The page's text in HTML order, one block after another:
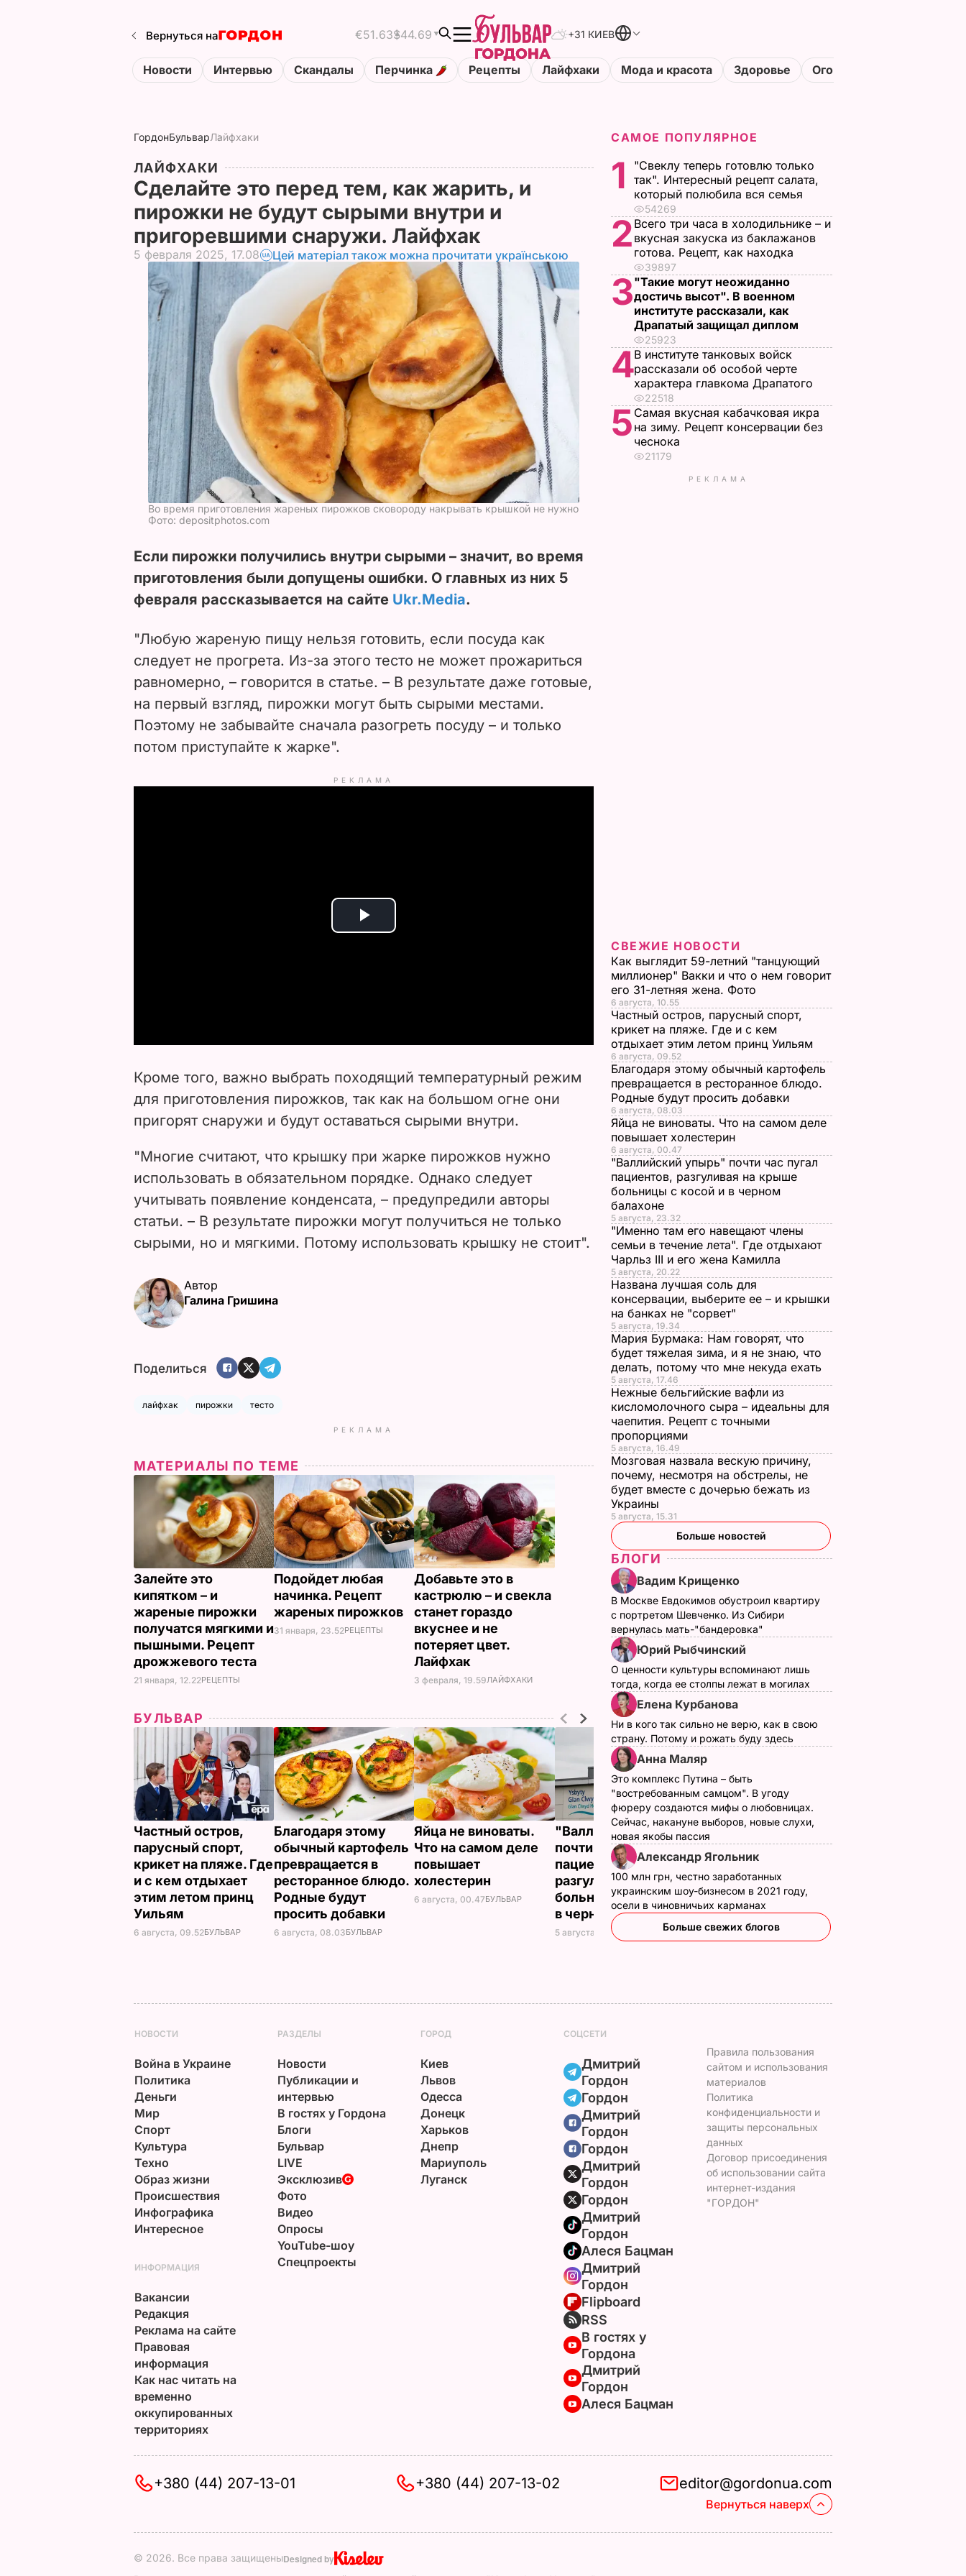
Вернуться на €51.63$44.69 +31 КИЕВ
Новости Интервью Скандалы Перчинка Рецепты Лайфхаки Мода и красота Здоровье Огороды
ГордонБульварЛайфхаки
ЛАЙФХАКИ
Сделайте это перед тем, как жарить, и
пирожки не будут сырыми внутри и
пригоревшими снаружи. Лайфхак
5 февраля 2025, 17.08 Цей матеріал також можна прочитати українською
Во время приготовления жареных пирожков сковороду накрывать крышкой не нужно
Фото: depositphotos.com
Если пирожки получились внутри сырыми – значит, во время
приготовления были допущены ошибки. О главных из них 5
февраля рассказывается на сайте Ukr.Media.
"Любую жареную пищу нельзя готовить, если посуда как
следует не прогрета. Из-за этого тесто не может прожариться
равномерно, – говорится в статье. – В результате даже готовые,
на первый взгляд, пирожки могут быть сырыми местами.
Поэтому не забывайте сначала разогреть посуду – и только
потом приступайте к жарке".
РЕКЛАМА
P
i
d
e
o
Кроме того, важно выбрать походящий температурный режим
для приготовления пирожков, так как на большом огне они
пригорят снаружи и будут оставаться сырыми внутри.
"Многие считают, что крышку при жарке пирожков нужно
использовать в обязательном порядке. Однако следует
учитывать появление конденсата, – предупредили авторы
статьи. – В результате пирожки могут получиться не только
сырыми, но и мягкими. Потому использовать крышку не стоит".
Автор
Галина Гришина
Поделиться
лайфхак пирожки тесто
РЕКЛАМА
МАТЕРИАЛЫ ПО ТЕМЕ
Залейте это
кипятком – и
жареные пирожки
получатся мягкими и
пышными. Рецепт
дрожжевого теста
21 января, 12.22РЕЦЕПТЫ
Подойдет любая
начинка. Рецепт
жареных пирожков
31 января, 23.52РЕЦЕПТЫ
Добавьте это в
кастрюлю – и свекла
станет гораздо
вкуснее и не
потеряет цвет.
Лайфхак
3 февраля, 19.59ЛАЙФХАКИ
БУЛЬВАР
Частный остров,
парусный спорт,
крикет на пляже. Где
и с кем отдыхает
этим летом принц
Уильям
6 августа, 09.52БУЛЬВАР
Благодаря этому
обычный картофель
превращается в
ресторанное блюдо.
Родные будут
просить добавки
6 августа, 08.03БУЛЬВАР
Яйца не виноваты.
Что на самом деле
повышает
холестерин
6 августа, 00.47БУЛЬВАР
"Валлийский упырь"
почти час пугал
пациентов,
разгуливая на крыше
больницы с косой и
в черном балахоне
5 августа, 23.32
"Именно там его
навещают члены
семьи в течение
лета". Где отдыхают
Чарльз III и его жена
Камилла
5 августа, 20.22БУЛЬВАР
САМОЕ ПОПУЛЯРНОЕ
1
"Свеклу теперь готовлю только
так". Интересный рецепт салата,
который полюбила вся семья
54269
2 Всего три часа в холодильнике – и
вкусная закуска из баклажанов
готова. Рецепт, как находка
39897
3"Такие могут неожиданно
достичь высот". В военном
институте рассказали, как
Драпатый защищал диплом
25923
4В институте танковых войск
рассказали об особой черте
характера главкома Драпатого
22518
5 Самая вкусная кабачковая икра
на зиму. Рецепт консервации без
чеснока
21179
РЕКЛАМА
СВЕЖИЕ НОВОСТИ
Как выглядит 59-летний "танцующий
миллионер" Вакки и что о нем говорит
его 31-летняя жена. Фото
6 августа, 10.55
Частный остров, парусный спорт,
крикет на пляже. Где и с кем
отдыхает этим летом принц Уильям
6 августа, 09.52
Благодаря этому обычный картофель
превращается в ресторанное блюдо.
Родные будут просить добавки
6 августа, 08.03
Яйца не виноваты. Что на самом деле
повышает холестерин
6 августа, 00.47
"Валлийский упырь" почти час пугал
пациентов, разгуливая на крыше
больницы с косой и в черном
балахоне
5 августа, 23.32
"Именно там его навещают члены
семьи в течение лета". Где отдыхают
Чарльз III и его жена Камилла
5 августа, 20.22
Названа лучшая соль для
консервации, выберите ее – и крышки
на банках не "сорвет"
5 августа, 19.34
Мария Бурмака: Нам говорят, что
будет тяжелая зима, и я не знаю, что
делать, потому что мне некуда ехать
5 августа, 17.46
Нежные бельгийские вафли из
кисломолочного сыра – идеальны для
чаепития. Рецепт с точными
пропорциями
5 августа, 16.49
Мозговая назвала вескую причину,
почему, несмотря на обстрелы, не
будет вместе с дочерью бежать из
Украины
5 августа, 15.31
Больше новостей
БЛОГИ
Вадим Крищенко
В Москве Евдокимов обустроил квартиру
с портретом Шевченко. Из Сибири
вернулась мать-"бандеровка"
Юрий Рыбчинский
О ценности культуры вспоминают лишь
тогда, когда ее столпы лежат в могилах
Елена Курбанова
Ни в кого так сильно не верю, как в свою
страну. Потому и рожать буду здесь
Анна Маляр
Это комплекс Путина – быть
"востребованным самцом". В угоду
фюреру создаются мифы о любовницах.
Сейчас, накануне выборов, новые слухи,
новая якобы пассия
Александр Ягольник
100 млн грн, честно заработанных
украинским шоу-бизнесом в 2021 году,
осели в чиновничьих карманах
Больше свежих блогов
НОВОСТИ
Война в Украине
Политика
Деньги
Мир
Спорт
Культура
Техно
Образ жизни
Происшествия
Инфографика
Интересное
РАЗДЕЛЫ
Новости
Публикации и
интервью
В гостях у Гордона
Блоги
Бульвар
LIVE
Эксклюзив
Фото
Видео
Опросы
YouTube-шоу
Спецпроекты
ГОРОД
Киев
Львов
Одесса
Донецк
Харьков
Днепр
Мариуполь
Луганск
СОЦСЕТИ
Дмитрий
Гордон
Гордон
Дмитрий
Гордон
Гордон
Дмитрий
Гордон
Гордон
Дмитрий
Гордон
Алеся Бацман
Дмитрий
Гордон
Flipboard
RSS
В гостях у
Гордона
Дмитрий
Гордон
Алеся Бацман
ИНФОРМАЦИЯ
Вакансии
Редакция
Реклама на сайте
Правовая
информация
Как нас читать на
временно
оккупированных
территориях
Правила пользования
сайтом и использования
материалов
Политика
конфиденциальности и
защиты персональных
данных
Договор присоединения
об использовании сайта
интернет-издания
"ГОРДОН"
+380 (44) 207-13-01 +380 (44) 207-13-02 editor@gordonua.com
Вернуться наверх
© 2026. Все права защищеныDesigned by